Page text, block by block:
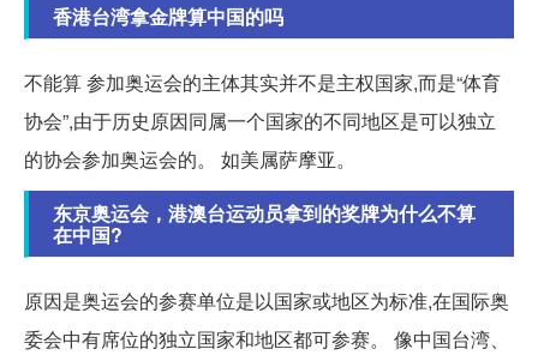
香港台湾拿金牌算中国的吗
不能算 参加奥运会的主体其实并不是主权国家,而是“体育
协会”,由于历史原因同属一个国家的不同地区是可以独立
的协会参加奥运会的。 如美属萨摩亚。
东京奥运会，港澳台运动员拿到的奖牌为什么不算
在中国?
原因是奥运会的参赛单位是以国家或地区为标准,在国际奥
委会中有席位的独立国家和地区都可参赛。 像中国台湾、